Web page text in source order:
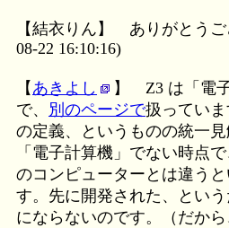
【結衣りん】 ありがとうご
08-22 16:10:16)
【 あきよし 】 Z3 は「電
で、 別のページで扱ってい
の定義、というものの統一見
「電子計算機」でない時点
のコンピューターとは違う
す。先に開発された、という
にならないのです。（だから